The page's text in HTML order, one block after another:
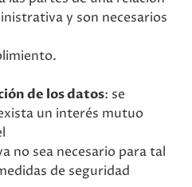
y son necesarios
de los datos: se
un interés mutuo
no sea necesario para tal
de seguridad